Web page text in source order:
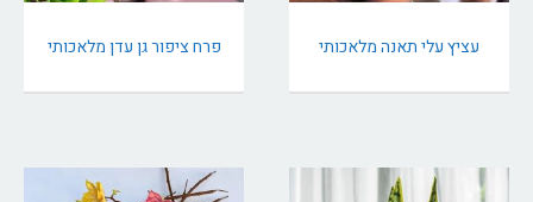
עציץ עלי תאנה מלאכותי פרח ציפור גן עדן מלאכותי